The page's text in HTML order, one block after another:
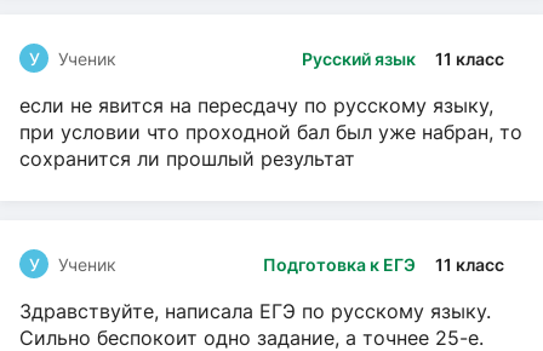
Русский язык 11 класс
У Ученик
если не явится на пересдачу по русскому языку,
при условии что проходной бал был уже набран, то
сохранится ли прошлый результат
Подготовка к ЕГЭ 11 класс
У Ученик
Здравствуйте, написала ЕГЭ по русскому языку.
Сильно беспокоит одно задание, а точнее 25-е.